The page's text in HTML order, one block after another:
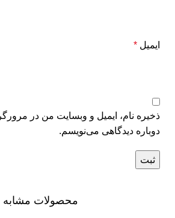
ایمیل *
ذخیره نام، ایمیل و وبسایت من در
دوباره دیدگاهی می‌نویسم.
محصولات مشابه